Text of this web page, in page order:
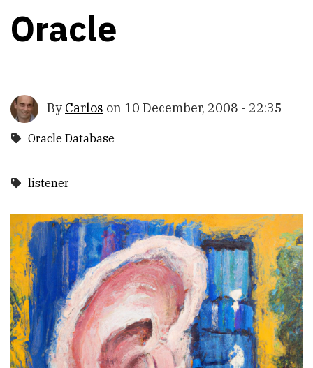
Oracle
By Carlos on 10 December, 2008 - 22:35
Oracle Database
listener